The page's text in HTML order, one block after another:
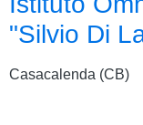
"Silvio Di
Casacalenda (CB)